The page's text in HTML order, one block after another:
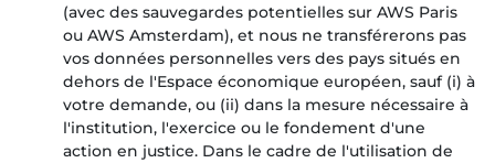
(avec des sauvegardes potentielles sur AWS Paris
ou AWS Amsterdam), et nous ne transférerons pas
vos données personnelles vers des pays situés en
dehors de l'Espace économique européen, sauf (i) à
votre demande, ou (ii) dans la mesure nécessaire à
l'institution, l'exercice ou le fondement d'une
action en justice. Dans le cadre de l'utilisation de